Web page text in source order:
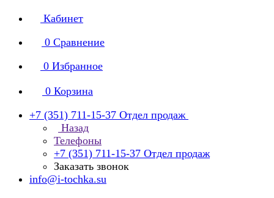
Кабинет
0 Сравнение
0 Избранное
0 Корзина
+7 (351) 711-15-37 Отдел продаж
Назад
Телефоны
+7 (351) 711-15-37 Отдел продаж
Заказать звонок
info@i-tochka.su